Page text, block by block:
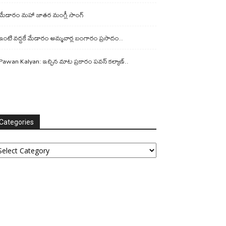
మహా జాతర మంగ్లీ సాంగ్
వద్దకే మేడారం అమ్మవార్ల బంగారం ప్రసాదం..
Kalyan: ఇచ్చిన మాట ప్రకారం పవన్ కల్యాణ్..